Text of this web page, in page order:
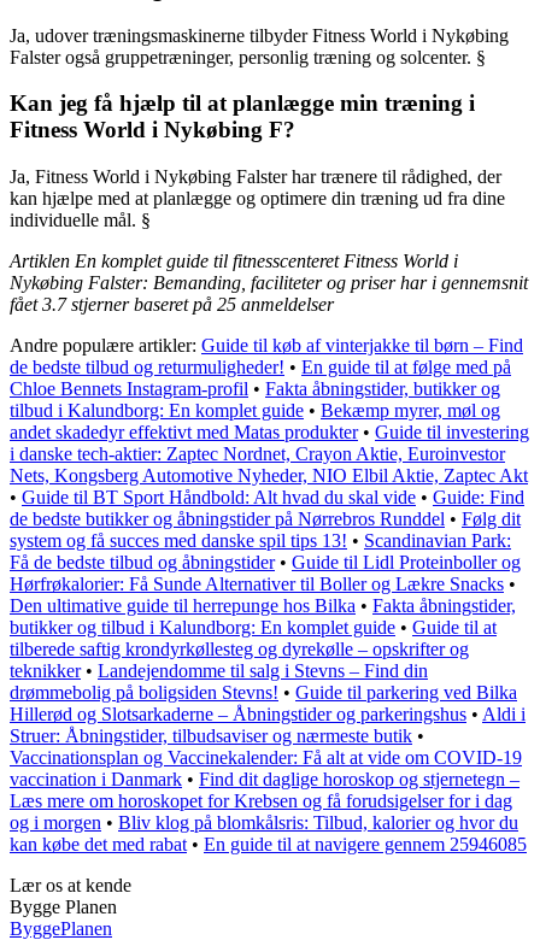
Ja, udover træningsmaskinerne tilbyder Fitness World i Nykøbing
Falster også gruppetræninger, personlig træning og solcenter. §
Kan jeg få hjælp til at planlægge min træning i
Fitness World i Nykøbing F?
Ja, Fitness World i Nykøbing Falster har trænere til rådighed, der
kan hjælpe med at planlægge og optimere din træning ud fra dine
individuelle mål. §
Artiklen En komplet guide til fitnesscenteret Fitness World i
Nykøbing Falster: Bemanding, faciliteter og priser har i gennemsnit
fået3.7stjerner baseret på 25 anmeldelser
Andre populære artikler: Guide til køb af vinterjakke til børn – Find
de bedste tilbud og returmuligheder! • En guide til at følge med på
Chloe Bennets Instagram-profil • Fakta åbningstider, butikker og
tilbud i Kalundborg: En komplet guide • Bekæmp myrer, møl og
andet skadedyr effektivt med Matas produkter• Guide til investering
i danske tech-aktier: Zaptec Nordnet, Crayon Aktie, Euroinvestor
Nets, Kongsberg Automotive Nyheder, NIO Elbil Aktie, Zaptec Akt
• Guide til BT Sport Håndbold: Alt hvad du skal vide • Guide: Find
de bedste butikker og åbningstider på Nørrebros Runddel • Følg dit
system og få succes med danske spil tips 13! • Scandinavian Park:
Få de bedste tilbud og åbningstider• Guide til Lidl Proteinboller og
Hørfrøkalorier: Få Sunde Alternativer til Boller og Lækre Snacks •
Den ultimative guide til herrepunge hos Bilka • Fakta åbningstider,
butikker og tilbud i Kalundborg: En komplet guide • Guide til at
tilberede saftig krondyrkøllesteg og dyrekølle – opskrifter og
teknikker• Landejendomme til salg i Stevns – Find din
drømmebolig på boligsiden Stevns! • Guide til parkering ved Bilka
Hillerød og Slotsarkaderne – Åbningstider og parkeringshus • Aldi i
Struer: Åbningstider, tilbudsaviser og nærmeste butik •
Vaccinationsplan og Vaccinekalender: Få alt at vide om COVID-19
vaccination i Danmark • Find dit daglige horoskop og stjernetegn –
Læs mere om horoskopet for Krebsen og få forudsigelser for i dag
og i morgen • Bliv klog på blomkålsris: Tilbud, kalorier og hvor du
kan købe det med rabat • En guide til at navigere gennem 25946085
Lær os at kende
Bygge Planen
ByggePlanen